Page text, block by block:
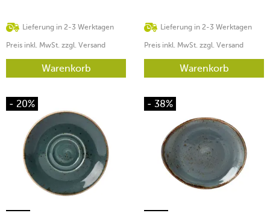
Lieferung in 2-3 Werktagen
Preis inkl. MwSt. zzgl. Versand
Warenkorb
Lieferung in 2-3 Werktagen
Preis inkl. MwSt. zzgl. Versand
Warenkorb
- 20% - 38%